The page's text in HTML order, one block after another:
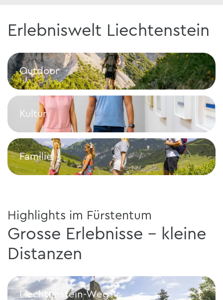
Erlebniswelt Liechtenstein
Outdoor
Outdoor
Kultur
Kultur
Familie
Familie
Highlights im Fürstentum
Grosse Erlebnisse - kleine
Distanzen
Liechtenstein-Weg